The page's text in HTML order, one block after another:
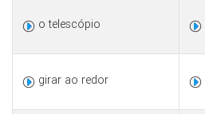
o telescópio
girar ao redor